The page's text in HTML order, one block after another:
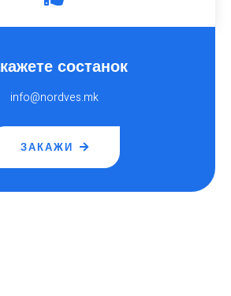
состанок
info@nordves.mk
ЗАКАЖИ